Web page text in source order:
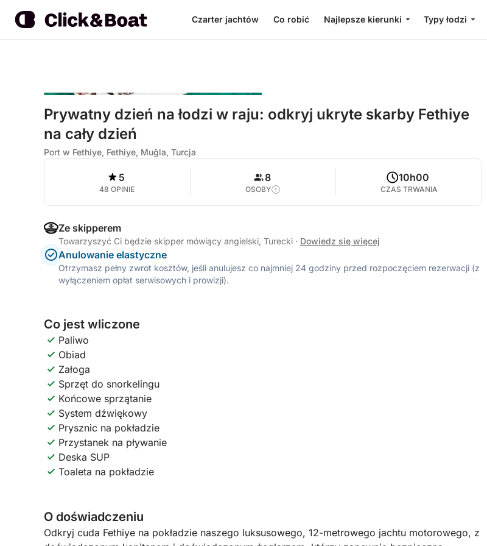
Czarter jachtów Co robić Najlepsze kierunki Typy łodzi
Prywatny dzień na łodzi w raju: odkryj ukryte skarby Fethiye
na cały dzień
Port w Fethiye, Fethiye, Muğla, Turcja
5
48 OPINIE
8
OSOBY
10h00
CZAS TRWANIA
Ze skipperem
Towarzyszyć Ci będzie skipper mówiący angielski, Turecki · Dowiedz się więcej
Anulowanie elastyczne
Otrzymasz pełny zwrot kosztów, jeśli anulujesz co najmniej 24 godziny przed rozpoczęciem rezerwacji (z
wyłączeniem opłat serwisowych i prowizji).
Co jest wliczone
Paliwo
Obiad
Załoga
Sprzęt do snorkelingu
Końcowe sprzątanie
System dźwiękowy
Prysznic na pokładzie
Przystanek na pływanie
Deska SUP
Toaleta na pokładzie
O doświadczeniu
Odkryj cuda Fethiye na pokładzie naszego luksusowego, 12-metrowego jachtu motorowego, z